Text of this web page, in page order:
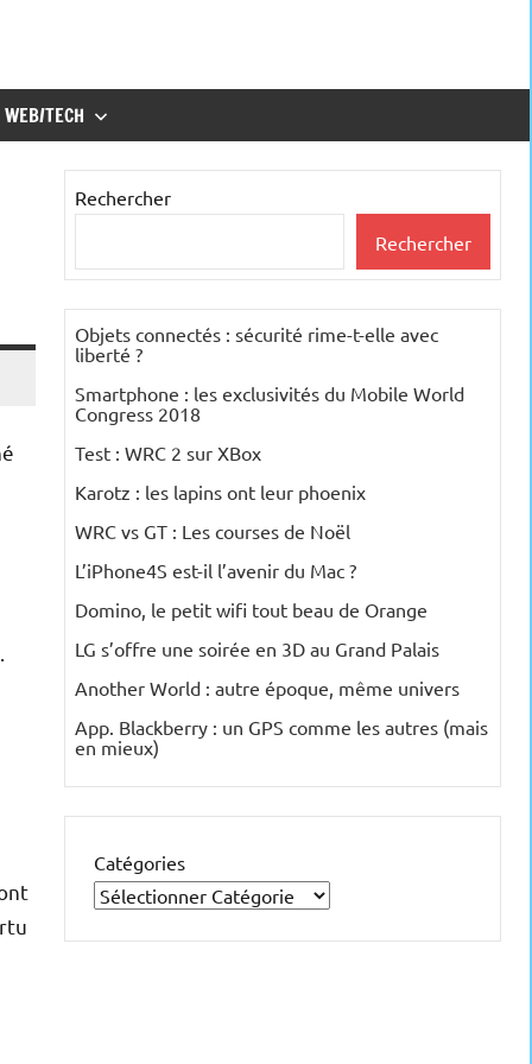
WEB/TECH
Rechercher
Rechercher
Objets connectés : sécurité rime-t-elle avec
liberté ?
Smartphone : les exclusivités du Mobile World
Congress 2018
Test : WRC 2 sur XBox
Karotz : les lapins ont leur phoenix
WRC vs GT : Les courses de Noël
L’iPhone4S est-il l’avenir du Mac ?
Domino, le petit wifi tout beau de Orange
LG s’offre une soirée en 3D au Grand Palais
Another World : autre époque, même univers
App. Blackberry : un GPS comme les autres (mais
en mieux)
Catégories